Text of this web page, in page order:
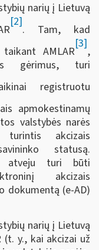
narių į Lietuvą
[2]
. Tam, kad
AMLAR
[3]
,
gėrimus, turi
registruotu
apmokestinamų
valstybės narės
akcizais
statusą.
atveju turi būti
akcizais
dokumentą (e-AD)
narių į Lietuvą
(t. y., kai akcizai už